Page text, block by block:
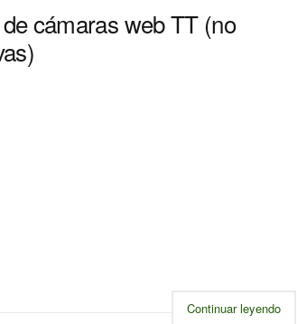
cámaras web TT (no
Continuar leyendo